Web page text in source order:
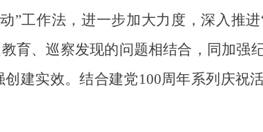
”工作法，进一步加大力度，深入推
育、巡察发现的问题相结合，同加强
建实效。结合建党100周年系列庆祝